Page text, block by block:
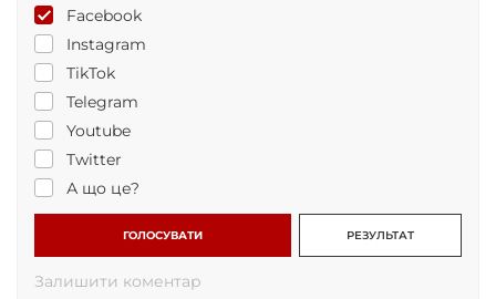
Facebook
Instagram
TikTok
Telegram
Youtube
Twitter
А що це?
ГОЛОСУВАТИ РЕЗУЛЬТАТ
Залишити коментар